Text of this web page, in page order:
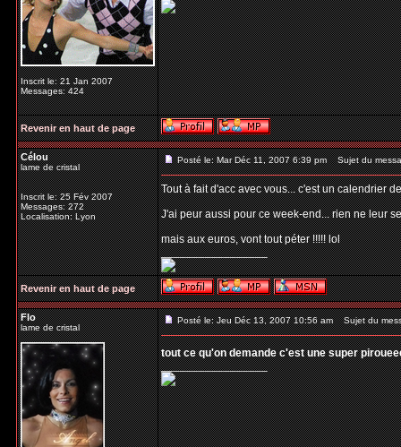
Inscrit le: 21 Jan 2007
Messages: 424
Revenir en haut de page
Célou
lame de cristal
Inscrit le: 25 Fév 2007
Messages: 272
Localisation: Lyon
Posté le: Mar Déc 11, 2007 6:39 pm Sujet du
Tout à fait d'acc avec vous... c'est un calendrier
J'ai peur aussi pour ce week-end... rien ne leur
mais aux euros, vont tout péter !!!!! lol
_________________
Revenir en haut de page
Flo
lame de cristal
Posté le: Jeu Déc 13, 2007 10:56 am Sujet du
tout ce qu'on demande c'est une super
_________________